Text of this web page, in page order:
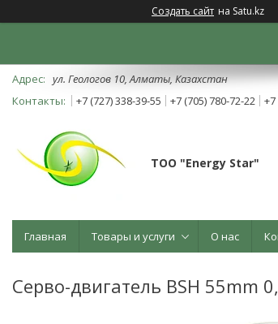
Создать сайт на Satu.kz
ул. Геологов 10, Алматы, Казахстан
+7 (727) 338-39-55
+7 (705) 780-72-22 +7
ТОО "Energy Star"
Главная Товары и услуги О нас
Серво-двигатель BSH 55mm